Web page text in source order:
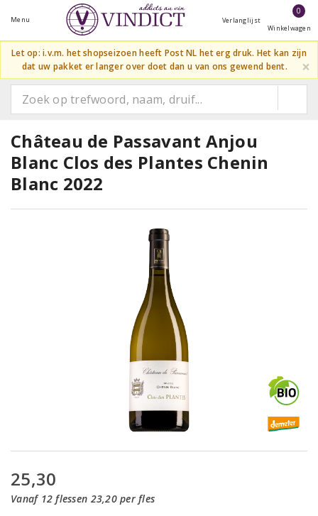
Menu Verlanglijst
0
Winkelwagen
Let op: i.v.m. het shopseizoen heeft Post NL het erg druk. Het kan zijn
dat uw pakket er langer over doet dan u van ons gewend bent.
×
Château de Passavant Anjou
Blanc Clos des Plantes Chenin
Blanc 2022
25,30
Vanaf 12 flessen 23,20 per fles